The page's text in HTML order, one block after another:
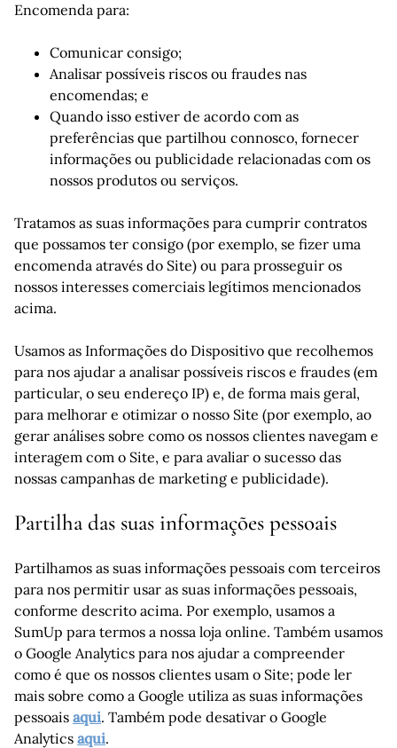
Encomenda para:
Comunicar consigo;
Analisar possíveis riscos ou fraudes nas
encomendas; e
Quando isso estiver de acordo com as
preferências que partilhou connosco, fornecer
informações ou publicidade relacionadas com os
nossos produtos ou serviços.
Tratamos as suas informações para cumprir contratos
que possamos ter consigo (por exemplo, se fizer uma
encomenda através do Site) ou para prosseguir os
nossos interesses comerciais legítimos mencionados
acima.
Usamos as Informações do Dispositivo que recolhemos
para nos ajudar a analisar possíveis riscos e fraudes (em
particular, o seu endereço IP) e, de forma mais geral,
para melhorar e otimizar o nosso Site (por exemplo, ao
gerar análises sobre como os nossos clientes navegam e
interagem com o Site, e para avaliar o sucesso das
nossas campanhas de marketing e publicidade).
Partilha das suas informações pessoais
Partilhamos as suas informações pessoais com terceiros
para nos permitir usar as suas informações pessoais,
conforme descrito acima. Por exemplo, usamos a
SumUp para termos a nossa loja online. Também usamos
o Google Analytics para nos ajudar a compreender
como é que os nossos clientes usam o Site; pode ler
mais sobre como a Google utiliza as suas informações
pessoais aqui. Também pode desativar o Google
Analytics aqui.